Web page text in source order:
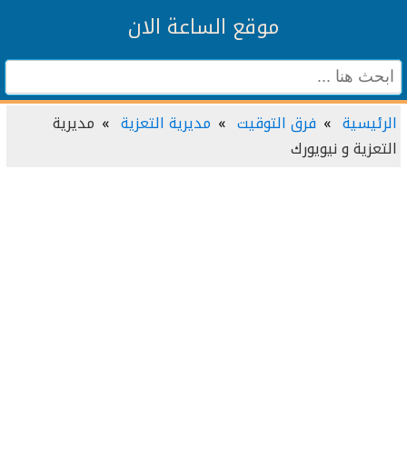
موقع الساعة الان
الرئيسية فرق التوقيت مديرية التعزية
مديرية
التعزية و نيويورك